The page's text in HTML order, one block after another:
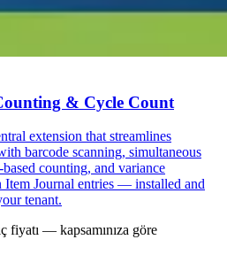
& Cycle Count
extension that streamlines
barcode scanning, simultaneous
counting, and variance
Item Journal entries — installed and
tenant.
fiyatı — kapsamınıza göre